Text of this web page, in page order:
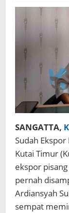
SANGATTA,
Sudah
Kutai Timur
ekspor
pernah
Ardiansyah
sempat